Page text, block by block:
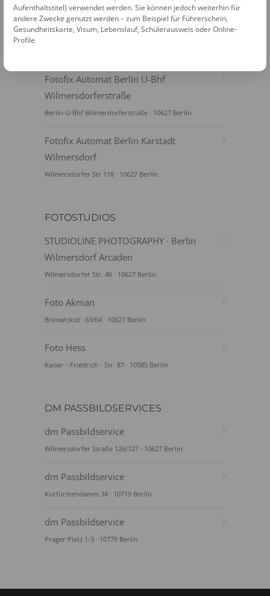
Fotofix Automat Berlin S-Bhf
Charlottenburg
Fotofix Automat Berlin U-Bhf
Wilmersdorferstraße
Berlin U-Bhf Wilmerdorferstraße · 10627 Berlin
Fotofix Automat Berlin Karstadt
Wilmersdorf
Wilmersdorfer Str 118 · 10627 Berlin
FOTOSTUDIOS
STUDIOLINE PHOTOGRAPHY · Berlin
Wilmersdorf Arcaden
Wilmersdorfer Str. 46 · 10627 Berlin
Foto Akman
Bismarckstr. 63/64 · 10627 Berlin
Foto Hess
Kaiser - Friedrich - Str. 87 · 10585 Berlin
DM PASSBILDSERVICES
dm Passbildservice
Wilmersdorfer Straße 126/127 · 10627 Berlin
dm Passbildservice
Kurfürstendamm 34 · 10719 Berlin
dm Passbildservice
Prager Platz 1-3 · 10779 Berlin
Aufenthaltstitel) verwendet werden. Sie können jedoch weiterhin für
andere Zwecke genutzt werden – zum Beispiel für Führerschein,
Gesundheitskarte, Visum, Lebenslauf, Schülerausweis oder Online-
Profile